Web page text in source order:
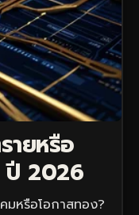
ายหรือ
ปี 2026
หรือโอกาสทอง?